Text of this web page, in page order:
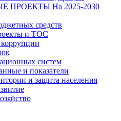
На 2025-2030
средств
и ТОС
систем
и показатели
и защита населения